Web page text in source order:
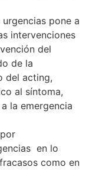
pone a
intervenciones
del
de la
del acting,
al síntoma,
la emergencia
en lo
como en